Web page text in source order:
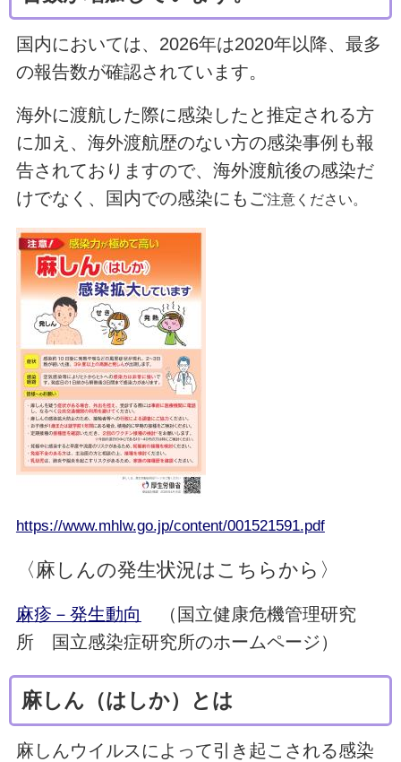
国内においては、2026年は2020年以降、最多
の報告数が確認されています。
海外に渡航した際に感染したと推定される方
に加え、海外渡航歴のない方の感染事例も報
告されておりますので、海外渡航後の感染だ
けでなく、国内での感染にもご注意ください。
https://www.mhlw.go.jp/content/001521591.pdf
〈麻しんの発生状況はこちらから〉
麻疹－発生動向
（国立健康危機管理研究
所 国立感染症研究所のホームページ）
麻しん（はしか）とは
麻しんウイルスによって引き起こされる感染